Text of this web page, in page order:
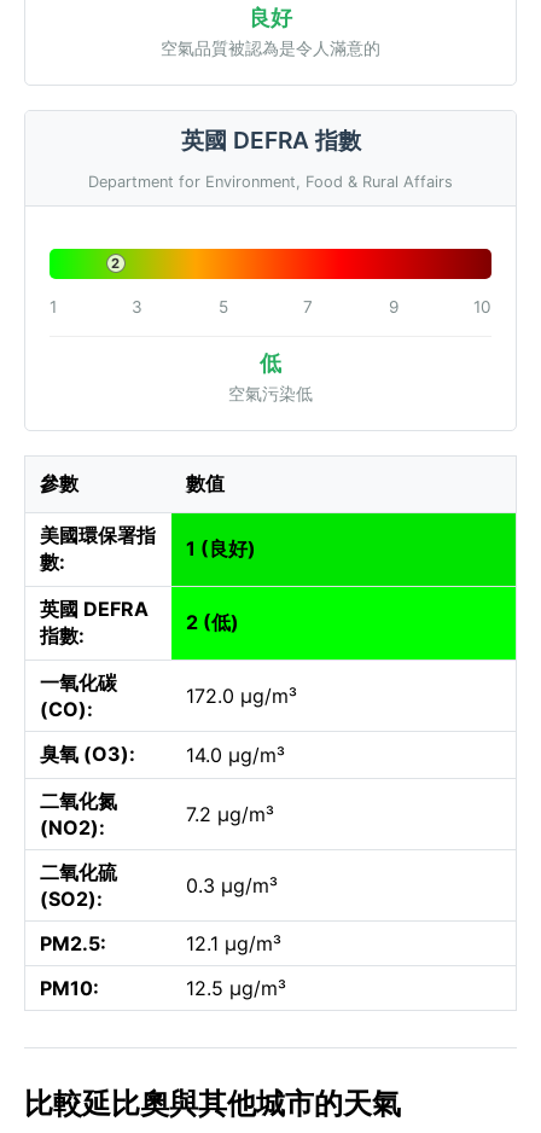
良好
空氣品質被認為是令人滿意的
英國 DEFRA 指數
Department for Environment, Food & Rural Affairs
2
1 3 5 7 9 10
低
空氣污染低
參數 數值
美國環保署指
數:
1 (良好)
英國 DEFRA
指數:
2 (低)
一氧化碳
(CO):
172.0 µg/m³
臭氧 (O3):
14.0 µg/m³
二氧化氮
(NO2):
7.2 µg/m³
二氧化硫
(SO2):
0.3 µg/m³
PM2.5:
12.1 µg/m³
PM10:
12.5 µg/m³
比較延比奧與其他城市的天氣